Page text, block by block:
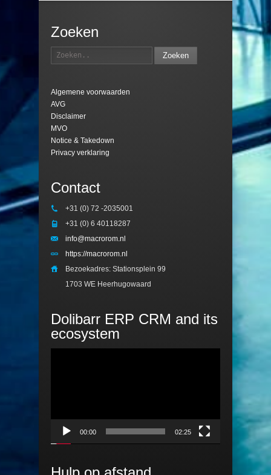
Zoeken
Zoeken
Algemene voorwaarden
AVG
Disclaimer
MVO
Notice & Takedown
Privacy verklaring
Contact
+31 (0) 72 -2035001
+31 (0) 6 40118287
info@macrorom.nl
https://macrorom.nl
Bezoekadres: Stationsplein 99
1703 WE Heerhugowaard
Dolibarr ERP CRM and its
ecosystem
00:00 02:25